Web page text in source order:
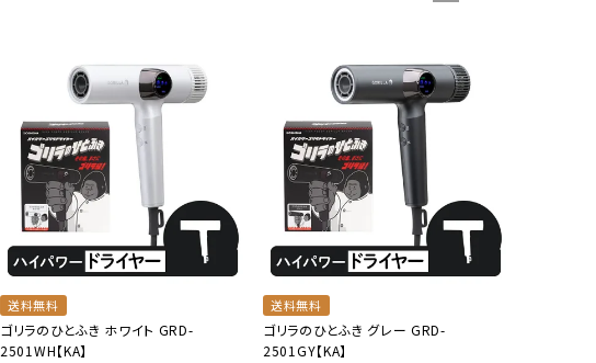
送料無料
ゴリラのひとふき ホワイト GRD-
2501WH【KA】
送料無料
ゴリラのひとふき グレー GRD-
2501GY【KA】